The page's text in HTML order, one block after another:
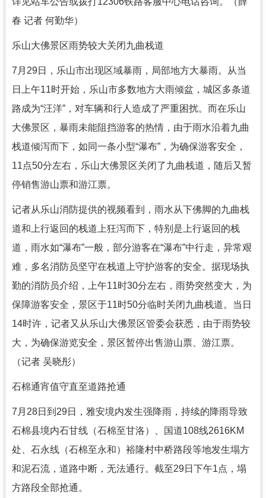
春 记者 何勤华）
乐山大佛景区雨势较大关闭九曲栈道
7月29日，乐山市出现区域暴雨，局部地方大暴雨。从当
日上午11时开始，乐山市多数地方大雨倾盆，城区多条道
路成为“汪洋”，对车辆和行人造成了严重困扰。而在乐山
大佛景区，暴雨未能阻挡游客的热情，由于雨水沿着九曲
栈道倾泻而下，如同一条小型“瀑布”，为确保游客安全，
11点50分左右，乐山大佛景区关闭了九曲栈道，随后又暂
停销售游山票和游江票。
记者从乐山消防提供的视频看到，雨水从下佛脚的九曲栈
道和上行返回的栈道上狂泻而下，特别是上行返回的栈
道，雨水如“瀑布”一般，部分游客在“瀑布”中行走，异常艰
难，多名消防员坚守在栈道上守护游客的安全。据现场执
勤的消防员介绍，上午11时30分左右，雨势突然变大，为
保障游客安全，景区于11时50分临时关闭九曲栈道。当日
14时许，记者又从乐山大佛景区管委会获悉，由于雨势较
大，为确保游览安全，景区暂停出售游山票、游江票。
（记者 吴晓彤）
石棉通宵值守直至道路抢通
7月28日到29日，雅安境内发生强降雨，持续的降雨导致
石棉县境内石甘线（石棉至甘洛）、国道108线2616KM
处、石永线（石棉至永和）裕隆村中桥路段等地发生塌方
和泥石流，道路中断，无法通行。截至29日下午1点，塌
方路段全部抢通。